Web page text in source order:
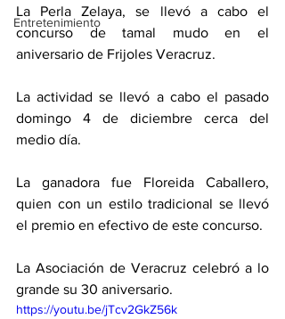
Entretenimiento
La Perla Zelaya, se llevó a cabo el
concurso de tamal mudo en el
aniversario de Frijoles Veracruz.
La actividad se llevó a cabo el pasado
domingo 4 de diciembre cerca del
medio día.
La ganadora fue Floreida Caballero,
quien con un estilo tradicional se llevó
el premio en efectivo de este concurso.
La Asociación de Veracruz celebró a lo
grande su 30 aniversario.
https://youtu.be/jTcv2GkZ56k